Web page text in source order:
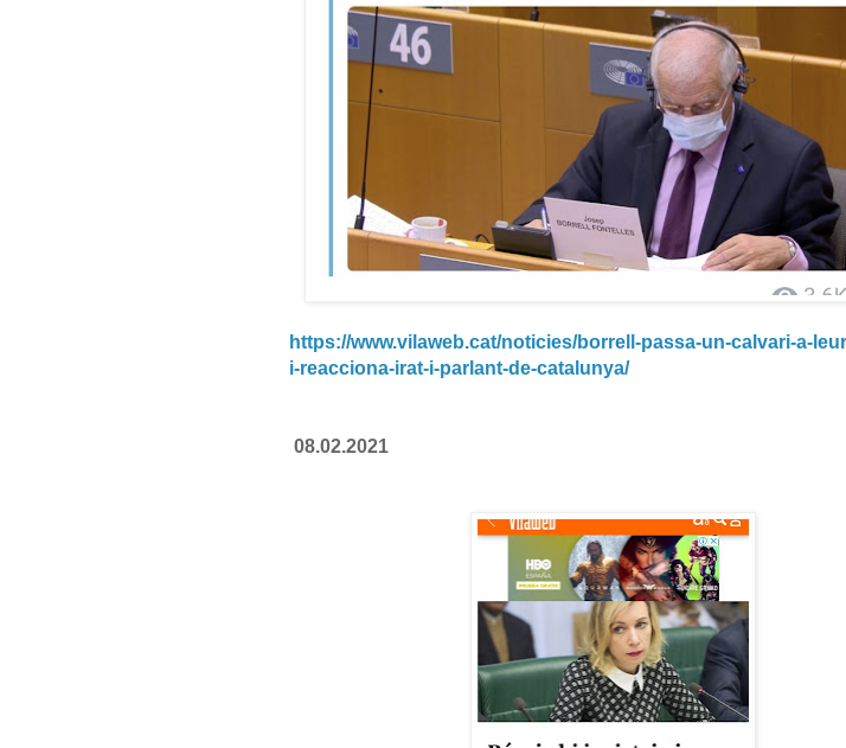
https://www.vilaweb.cat/noticies/borrell-passa-un-calvari-a-
i-reacciona-irat-i-parlant-de-catalunya/
08.02.2021